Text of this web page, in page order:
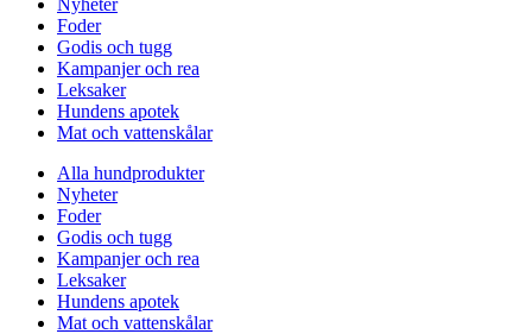
Foder
Godis och tugg
Kampanjer och rea
Leksaker
Hundens apotek
Mat och vattenskålar
Alla hundprodukter
Nyheter
Foder
Godis och tugg
Kampanjer och rea
Leksaker
Hundens apotek
Mat och vattenskålar